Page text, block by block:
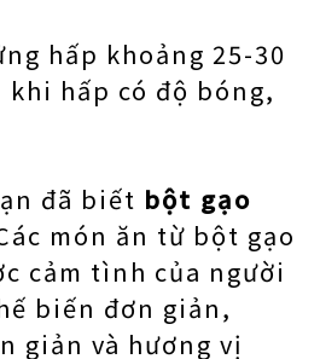
hấp khoảng 25-30
hấp có độ bóng,
đã biết bột gạo
món ăn từ bột gạo
cảm tình của người
biến đơn giản,
giản và hương vị